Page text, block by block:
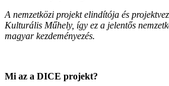
A nemzetközi projekt elindítója és
Kulturális Műhely, így ez a jelentős
magyar kezdeményezés.
Mi az a DICE projekt?